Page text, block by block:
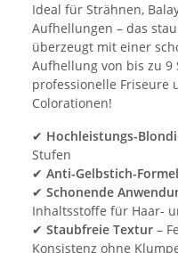
Ideal für Strähnen,
Aufhellungen – das
überzeugt mit einer
Aufhellung von bis zu 9
professionelle Friseure
Colorationen!
✔ Hochleistungs-
Stufen
✔ Anti-Gelbstich-Formel
✔ Schonende
Inhaltsstoffe für Haar-
✔ Staubfreie Textur –
Konsistenz ohne